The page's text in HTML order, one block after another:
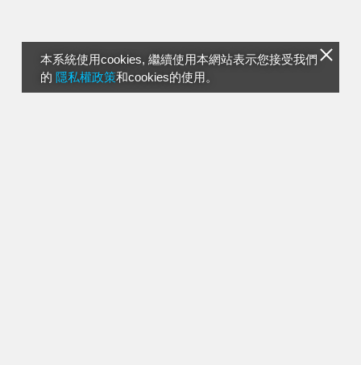
本系統使用cookies, 繼續使用本網站表示您接受我們
的 隱私權政策和cookies的使用。